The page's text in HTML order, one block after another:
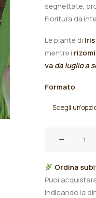
seghettate,
Fioritura da
Le piante di
mentre i rizomi
va da luglio a
Formato
quantità
Ordina
Puoi
indicando la